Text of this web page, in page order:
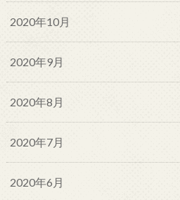
2020年10月
2020年9月
2020年8月
2020年7月
2020年6月